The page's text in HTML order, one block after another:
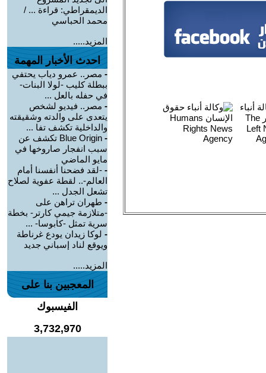
الديمقراطي: قراءة ... /
محمد الحباسي
المزيد.....
احدث الأخبار المهمة
- مصر.. عمرو دياب يحتفي
ببطلة كليب -لولا البنات-
في حفله بالعل ...
- مصر.. فيديو لشخص
يتعدى على والدته وشقيقته
والداخلية تكشف تفا ...
-
Blue Origin تكشف عن
سبب انفجار صاروخها في
مايو الماضي
- -لقد فضحنا أنفسنا أمام
العالم-.. لقطة عفوية لصلاح
تشعل الجدل ...
- طهران تراهن على
-متلازمة جيمي كارتر- بخطة
سرية تمثل -كابوسا- ...
- لوكا زيدان يودع غرناطة
ويوقع لناد إسباني جديد
المزيد.....
المعجبين بنا على
الفيسبوك
3,732,970